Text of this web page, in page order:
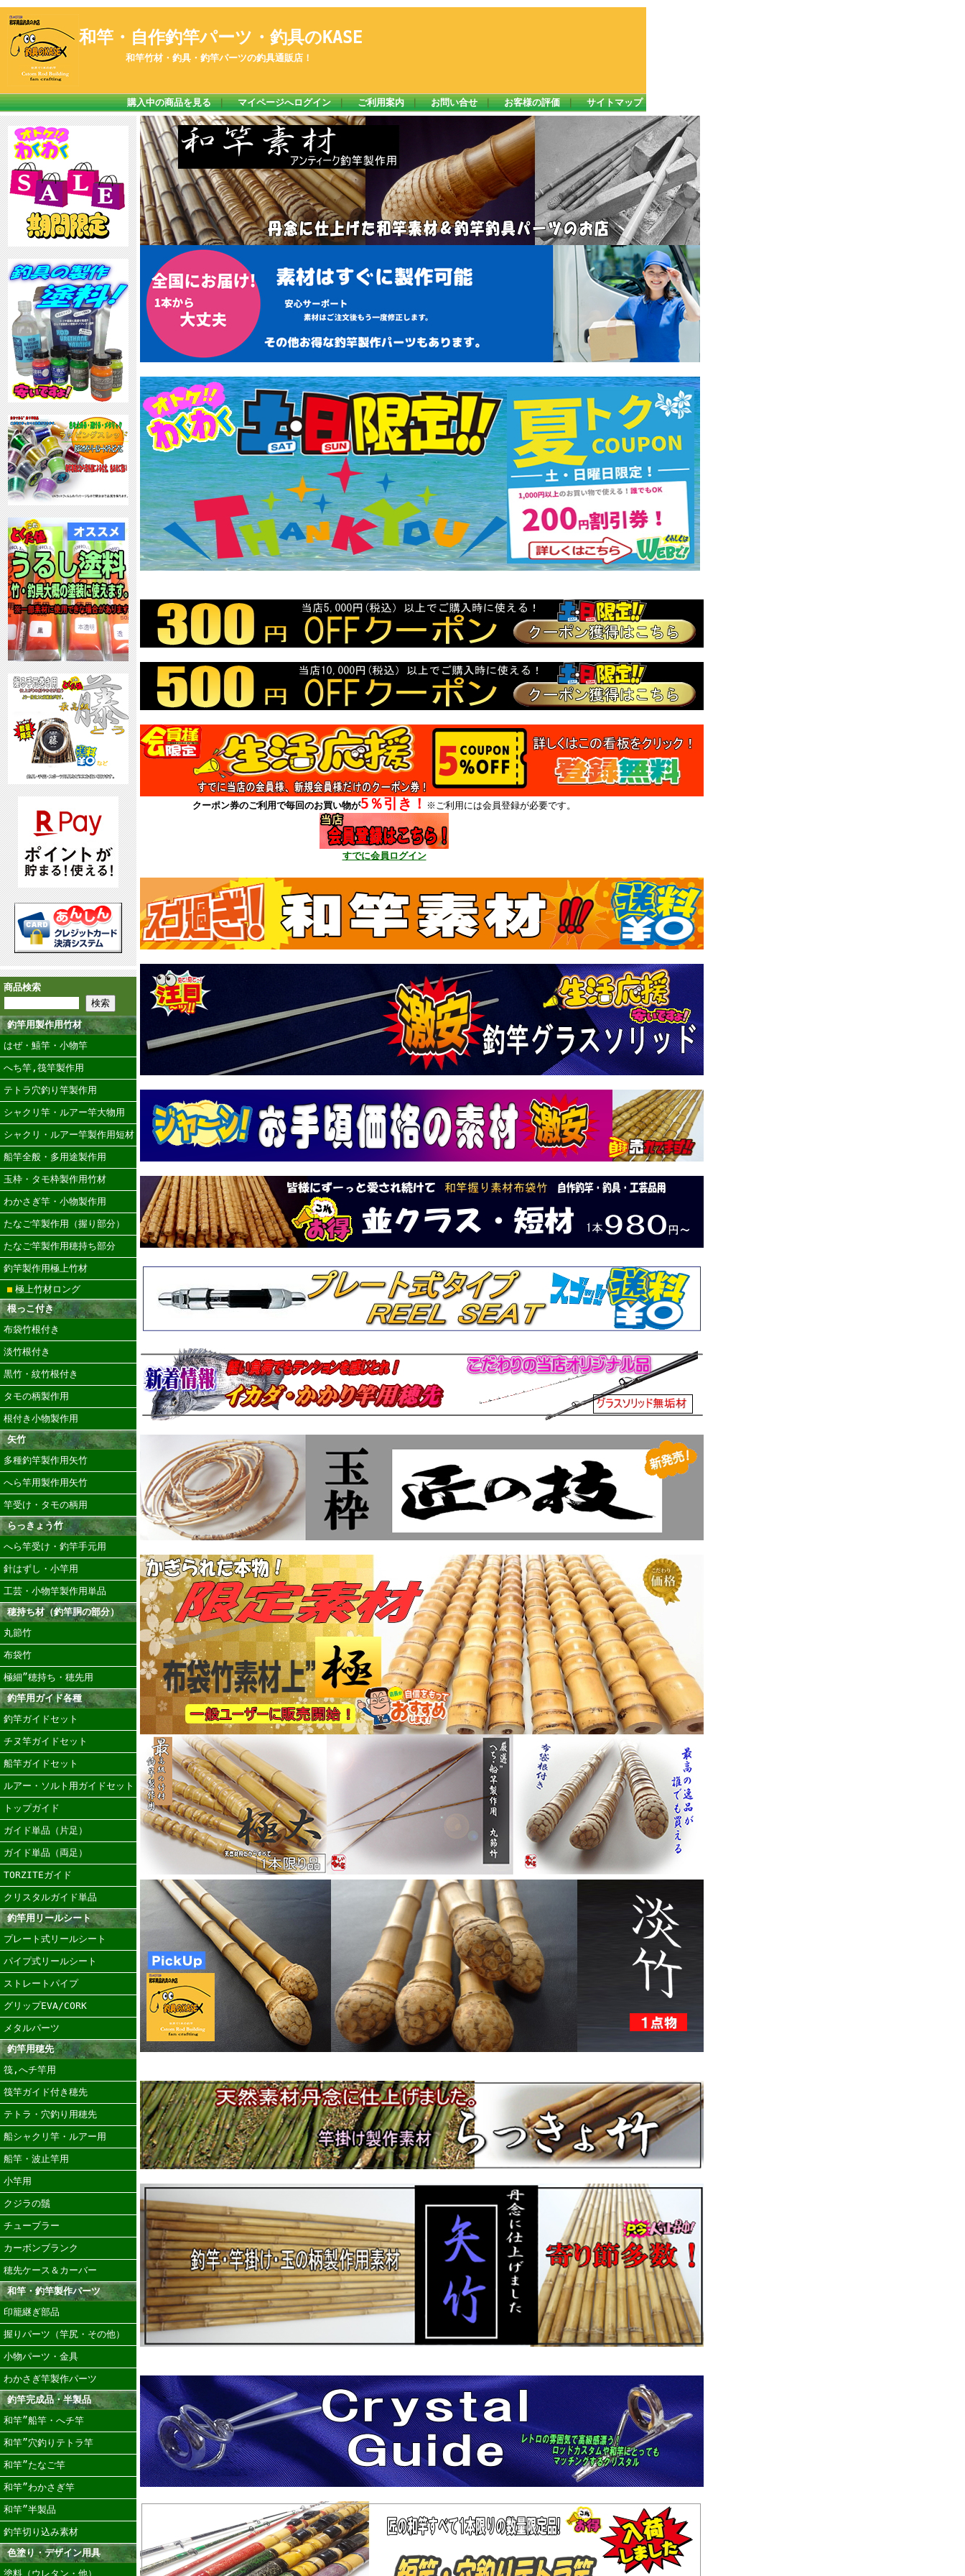
和竿・自作釣竿パーツ・釣具のKASE
和竿竹材・釣具・釣竿パーツの釣具通販店！
購入中の商品を見る｜ マイページへログイン｜ ご利用案内｜ お問い合せ｜ お客様の評価｜ サイトマップ
商品検索
釣竿用製作用竹材
はぜ・鱚竿・小物竿
へち竿,筏竿製作用
テトラ穴釣り竿製作用
シャクリ竿・ルアー竿大物用
シャクリ・ルアー竿製作用短材
船竿全般・多用途製作用
玉枠・タモ枠製作用竹材
わかさぎ竿・小物製作用
たなご竿製作用（握り部分）
たなご竿製作用穂持ち部分
釣竿製作用極上竹材
極上竹材ロング
根っこ付き
布袋竹根付き
淡竹根付き
黒竹・紋竹根付き
タモの柄製作用
根付き小物製作用
矢竹
多種釣竿製作用矢竹
へら竿用製作用矢竹
竿受け・タモの柄用
らっきょう竹
へら竿受け・釣竿手元用
針はずし・小竿用
工芸・小物竿製作用単品
穂持ち材（釣竿胴の部分）
丸節竹
布袋竹
極細”穂持ち・穂先用
釣竿用ガイド各種
釣竿ガイドセット
チヌ竿ガイドセット
船竿ガイドセット
ルアー・ソルト用ガイドセット
トップガイド
ガイド単品（片足）
ガイド単品（両足）
TORZITEガイド
クリスタルガイド単品
釣竿用リールシート
プレート式リールシート
パイプ式リールシート
ストレートパイプ
グリップEVA/CORK
メタルパーツ
釣竿用穂先
筏,へチ竿用
筏竿ガイド付き穂先
テトラ・穴釣り用穂先
船シャクリ竿・ルアー用
船竿・波止竿用
小竿用
クジラの鬚
チューブラー
カーボンブランク
穂先ケース＆カーバー
和竿・釣竿製作パーツ
印籠継ぎ部品
握りパーツ（竿尻・その他）
小物パーツ・金具
わかさぎ竿製作パーツ
釣竿完成品・半製品
和竿”船竿・へチ竿
和竿”穴釣りテトラ竿
和竿”たなご竿
和竿”わかさぎ竿
和竿”半製品
釣竿切り込み素材
色塗り・デザイン用具
塗料（ウレタン・他）
クーポン券のご利用で毎回のお買い物が5％引き！ ※ご利用には会員登録が必要です。
すでに会員ログイン